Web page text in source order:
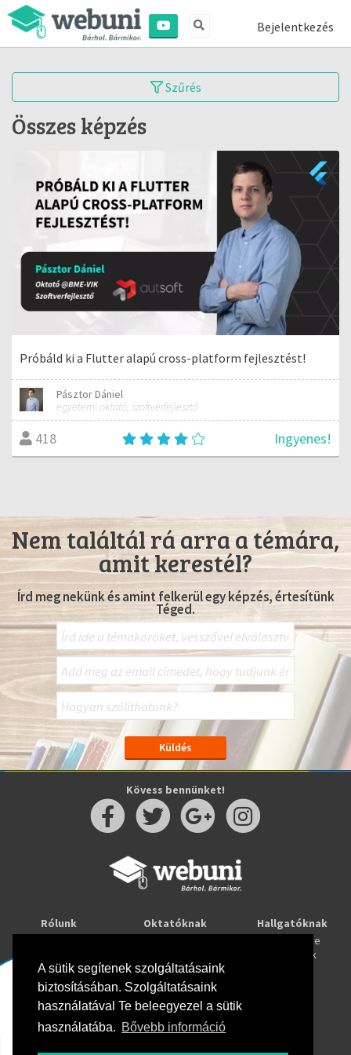
A sütik segítenek szolgáltatásaink
biztosításában. Szolgáltatásaink
használatával Te beleegyezel a sütik
használatába. Bővebb információ
Bejelentkezés
Szűrés
Összes képzés
Próbáld ki a Flutter alapú cross-platform fejlesztést!
Pásztor Dániel
egyetemi oktató, szoftverfejlesztő
418 Ingyenes!
Nem találtál rá arra a témára,
amit kerestél?
Írd meg nekünk és amint felkerül egy képzés, értesítünk
Téged.
Kövess bennünket!
Rólunk
Oktatóknak
Webuni Stúdió
Hallgatóknak
Tanulj online
Képzések
Info
Adatkezelési tájékoztató
ÁSZF
Hirlevél adatkezelési tájékoztató
GYIK